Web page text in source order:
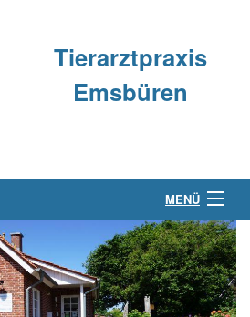
Tierarztpraxis
Emsbüren
MENÜ
Über uns
Kleintierpraxis